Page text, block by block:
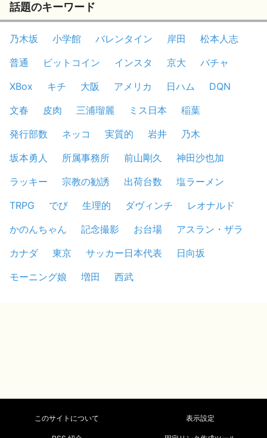
話題のキーワード
乃木坂 小学館 バレンタイン 岸田
松本人志
普通
ビットコイン インスタ 京大
バチャ
XBox
キチ 大阪 アメリカ 日ハム
DQN
文春
皮肉 三浦瑠麗 ミス日本
稲葉
発行部数
ネッコ 実質的 岩井
乃木
坂本勇人
所属事務所 前山剛久
神田沙也加
ラッキー
宗教の勧誘 出荷台数
塩ラーメン
TRPG
でび 生理的 ダヴィンチ
レオナルド
かのんちゃん
記念撮影 お台場
アスラン・ザラ
カナダ
東京 サッカー日本代表
日向坂
モーニング娘
増田 西武
このサイトについて 表示設定